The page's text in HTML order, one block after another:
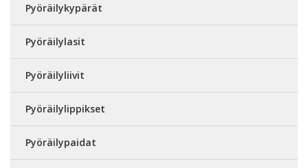
Pyöräilykypärät
Pyöräilylasit
Pyöräilyliivit
Pyöräilylippikset
Pyöräilypaidat